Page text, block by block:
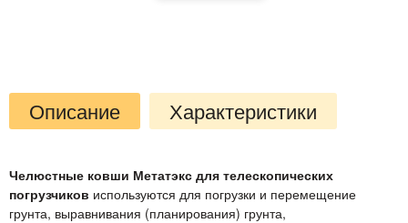
Описание Характеристики
Челюстные ковши Метатэкс для телескопических
погрузчиков используются для погрузки и перемещение
грунта, выравнивания (планирования) грунта,